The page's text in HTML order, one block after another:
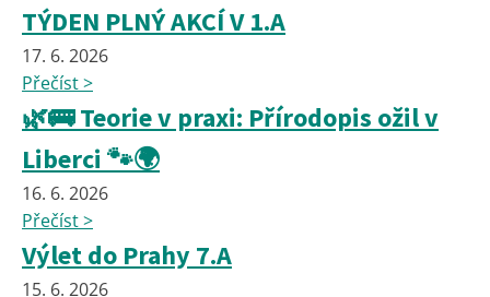
TÝDEN PLNÝ AKCÍ V 1.A
17. 6. 2026
Přečíst >
🌿🚌 Teorie v praxi: Přírodopis ožil v
Liberci 🐾🌍
16. 6. 2026
Přečíst >
Výlet do Prahy 7.A
15. 6. 2026